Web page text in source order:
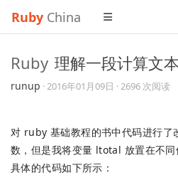
Ruby China
Ruby 理解一段计算文
runup ·2016年01月09日 · 2696 次阅读
对 ruby 基础教程的书中代码进行了
数，但是我将变量 ltotal 放置在不同
具体的代码如下所示：